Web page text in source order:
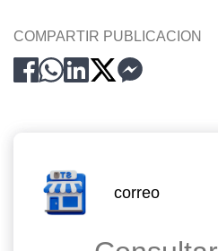
COMPARTIR PUBLICACION
correo